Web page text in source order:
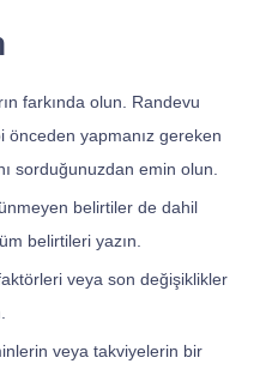
farkında olun. Randevu
önceden yapmanız gereken
sorduğunuzdan emin olun.
belirtiler de dahil
belirtileri yazın.
veya son değişiklikler
veya takviyelerin bir